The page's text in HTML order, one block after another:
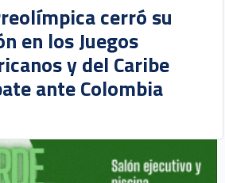
cerró su
en los Juegos
y del Caribe
ante Colombia